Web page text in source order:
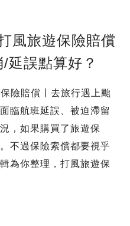
風旅遊保險賠償
延誤點算好？
險賠償丨去旅行遇上颱
臨航班延誤、被迫滯留
，如果購買了旅遊保
不過保險索償都要視乎
為你整理，打風旅遊保